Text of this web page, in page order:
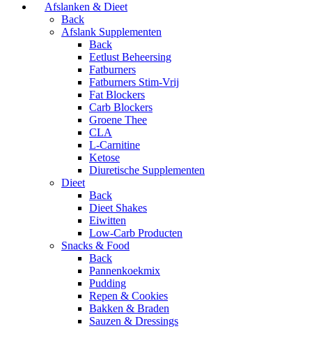
Afslanken & Dieet
Back
Afslank Supplementen
Back
Eetlust Beheersing
Fatburners
Fatburners Stim-Vrij
Fat Blockers
Carb Blockers
Groene Thee
CLA
L-Carnitine
Ketose
Diuretische Supplementen
Dieet
Back
Dieet Shakes
Eiwitten
Low-Carb Producten
Snacks & Food
Back
Pannenkoekmix
Pudding
Repen & Cookies
Bakken & Braden
Sauzen & Dressings